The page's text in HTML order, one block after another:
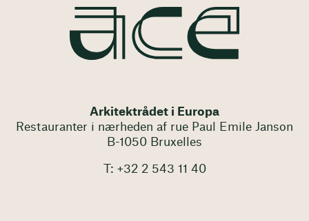
Arkitektrådet i Europa
Restauranter i nærheden af rue Paul Emile Janson
B-1050 Bruxelles
T: +32 2 543 11 40